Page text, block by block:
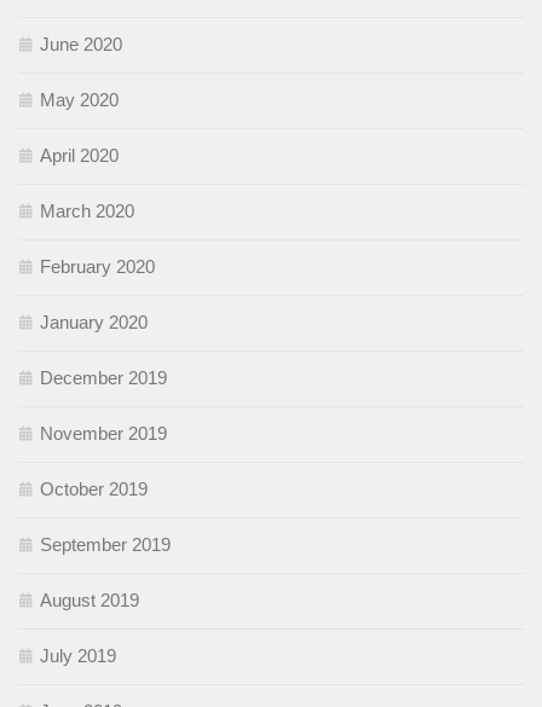
June 2020
May 2020
April 2020
March 2020
February 2020
January 2020
December 2019
November 2019
October 2019
September 2019
August 2019
July 2019